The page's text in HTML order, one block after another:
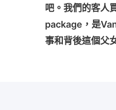
吧。我們的客人
package，是
事和背後這個父